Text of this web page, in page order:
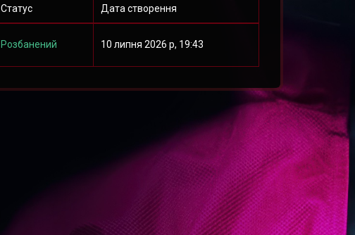
Статус Дата створення
Розбанений 10 липня 2026 р, 19:43